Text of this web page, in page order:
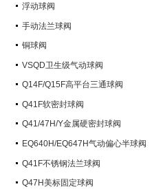
浮动球阀
手动法兰球阀
铜球阀
VSQD卫生级气动球阀
Q14F/Q15F高平台三通球阀
Q41F软密封球阀
Q41/47H/Y金属硬密封球阀
EQ640H/EQ647H气动偏心半球阀
Q41F不锈钢法兰球阀
Q47H美标固定球阀